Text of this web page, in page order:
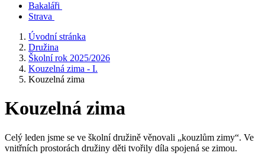
Bakaláři
Strava
Úvodní stránka
Družina
Školní rok 2025/2026
Kouzelná zima - I.
Kouzelná zima
Kouzelná zima
Celý leden jsme se ve školní družině věnovali „kouzlům zimy“. Ve
vnitřních prostorách družiny děti tvořily díla spojená se zimou.